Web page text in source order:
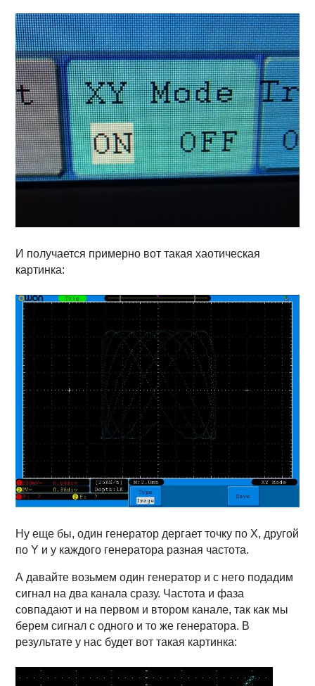
И получается примерно вот такая хаотическая
картинка:
Ну еще бы, один генератор дергает точку по X, другой
по Y и у каждого генератора разная частота.
А давайте возьмем один генератор и с него подадим
сигнал на два канала сразу. Частота и фаза
совпадают и на первом и втором канале, так как мы
берем сигнал с одного и то же генератора. В
результате у нас будет вот такая картинка: